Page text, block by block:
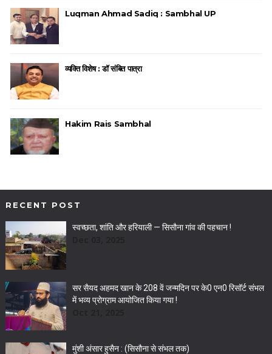
Luqman Ahmad Sadiq : Sambhal UP
व्यक्ति विशेष : डॉ संबित पात्रा
Hakim Rais Sambhal
RECENT POST
स्वच्छता, शांति और हरियाली — सिसौना गांव की पहचान !
सर सैयद अहमद खान के 208 वें जन्मदिन पर के0 एन0 रिसॉर्ट संभल
में भव्य प्रोग्राम आयोजित किया गया !
मुंशी अंसार हुसैन : (सिसौना से संभल तक)